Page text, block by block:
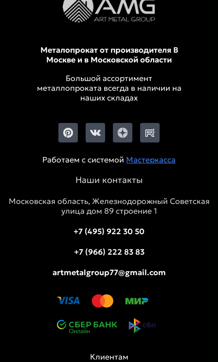
Металопрокат от производителя В
Москве и в Московской области
Большой ассортимент
металлопроката всегда в наличии на
наших складах
Работаем с системой Мастеркасса
Наши контакты
Московская область, Железнодорожный Советская
улица дом 89 строение 1
+7 (495) 922 30 50
+7 (966) 222 83 83
artmetalgroup77@gmail.com
Клиентам